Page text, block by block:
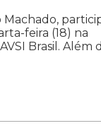
feira (18) na
Brasil. Além